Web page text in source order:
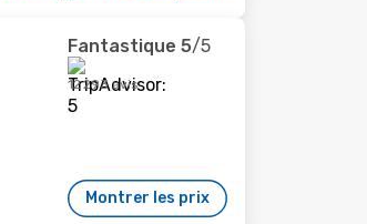
Fantastique 5/5
12 293 avis
Montrer les prix